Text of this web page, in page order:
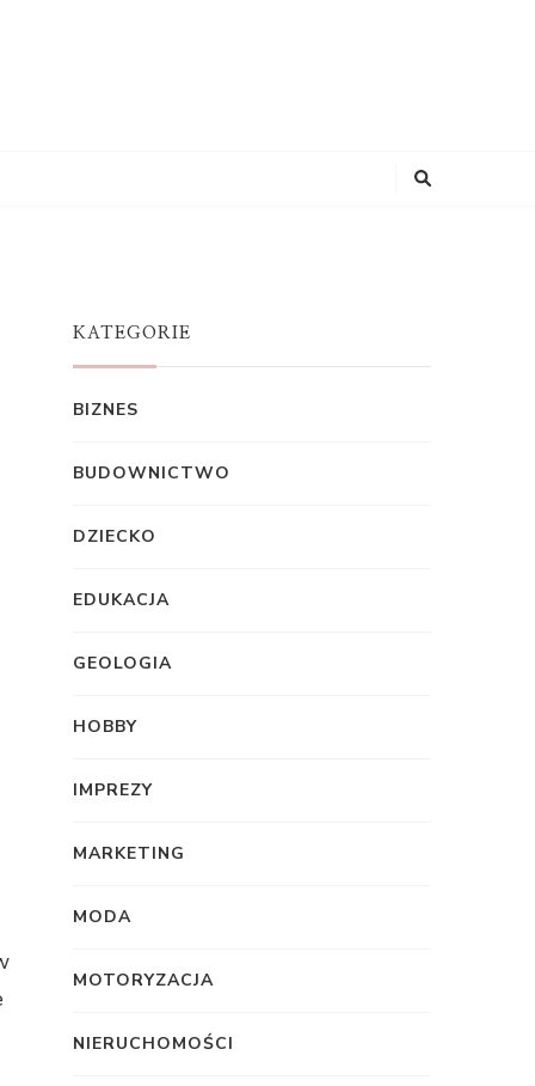
KATEGORIE
BIZNES
BUDOWNICTWO
DZIECKO
EDUKACJA
GEOLOGIA
HOBBY
IMPREZY
MARKETING
MODA
MOTORYZACJA
NIERUCHOMOŚCI